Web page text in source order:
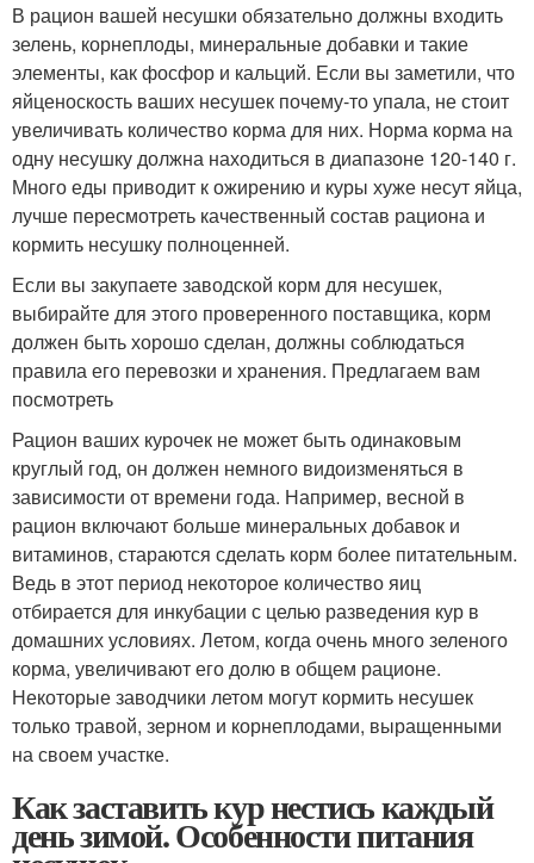
В рацион вашей несушки обязательно должны входить
зелень, корнеплоды, минеральные добавки и такие
элементы, как фосфор и кальций. Если вы заметили, что
яйценоскость ваших несушек почему-то упала, не стоит
увеличивать количество корма для них. Норма корма на
одну несушку должна находиться в диапазоне 120-140 г.
Много еды приводит к ожирению и куры хуже несут яйца,
лучше пересмотреть качественный состав рациона и
кормить несушку полноценней.
Если вы закупаете заводской корм для несушек,
выбирайте для этого проверенного поставщика, корм
должен быть хорошо сделан, должны соблюдаться
правила его перевозки и хранения. Предлагаем вам
посмотреть
Рацион ваших курочек не может быть одинаковым
круглый год, он должен немного видоизменяться в
зависимости от времени года. Например, весной в
рацион включают больше минеральных добавок и
витаминов, стараются сделать корм более питательным.
Ведь в этот период некоторое количество яиц
отбирается для инкубации с целью разведения кур в
домашних условиях. Летом, когда очень много зеленого
корма, увеличивают его долю в общем рационе.
Некоторые заводчики летом могут кормить несушек
только травой, зерном и корнеплодами, выращенными
на своем участке.
Как заставить кур нестись каждый
день зимой. Особенности питания